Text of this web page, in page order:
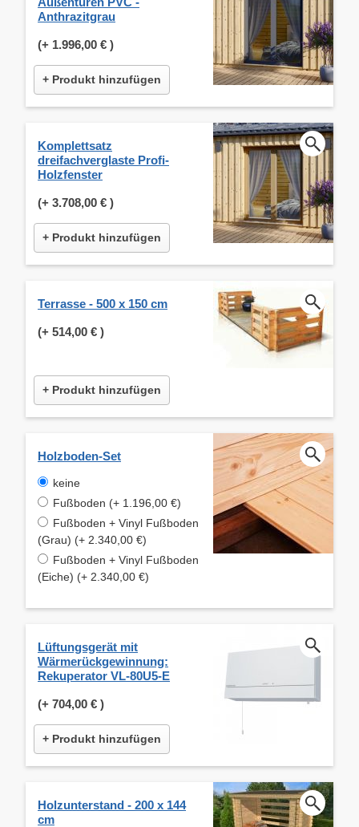
Anthrazitgrau
(+ 1.996,00 € )
+ Produkt hinzufügen
Komplettsatz
dreifachverglaste Profi-
Holzfenster
(+ 3.708,00 € )
+ Produkt hinzufügen
Terrasse - 500 x 150 cm
(+ 514,00 € )
+ Produkt hinzufügen
Holzboden-Set
keine
Fußboden (+ 1.196,00 €)
Fußboden + Vinyl Fußboden
(Grau) (+ 2.340,00 €)
Fußboden + Vinyl Fußboden
(Eiche) (+ 2.340,00 €)
Lüftungsgerät mit
Wärmerückgewinnung:
Rekuperator VL-80U5-E
(+ 704,00 € )
+ Produkt hinzufügen
Holzunterstand - 200 x 144
cm